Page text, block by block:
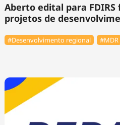
Aberto edital para
projetos de
#Desenvolvimento regional #MDR